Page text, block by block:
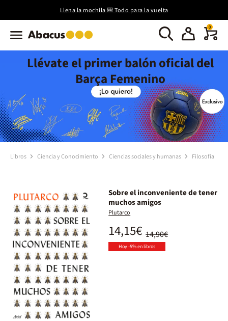
Llena la mochila 🎒 Todo para la vuelta
0
Llévate el primer balón oficial del
Barça Femenino
Libros Ciencia y Conocimiento Ciencias sociales y humanas Filosofía
Sobre el inconveniente de tener
muchos amigos
Plutarco
14,90€
14,15€
Hoy -5% en libros